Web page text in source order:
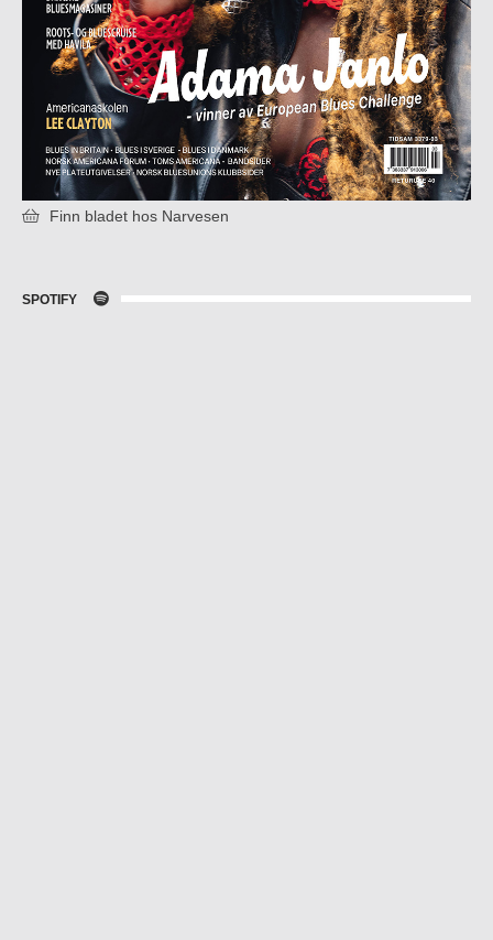
Finn bladet hos Narvesen
SPOTIFY